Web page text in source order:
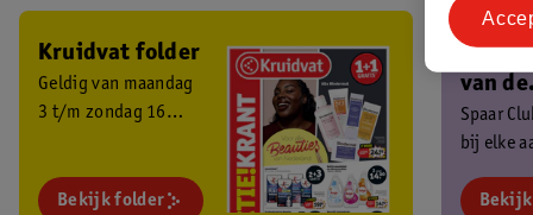
Kruidvat folder
Geldig van maandag
3 t/m zondag 16
Bekijk folder
Ben
van de
Club?
Spaar
bij elke